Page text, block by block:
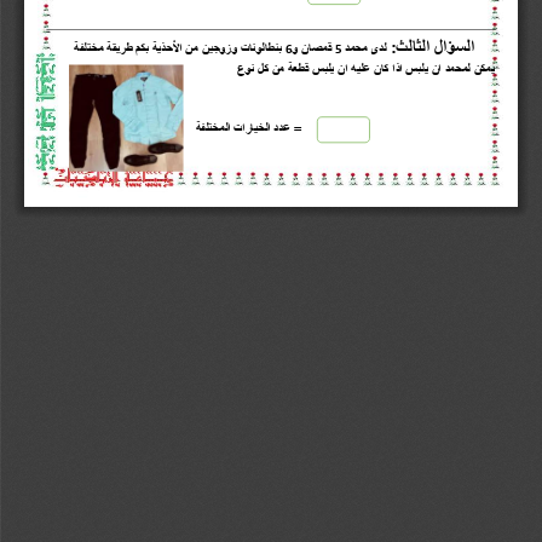
السؤال الثالث : لدى محمد 5 قمصان و6 بنطالونات وزوجين من الأحذية بكم طريقة مختلفة
يمكن لمحمد ان يلبس اذا كان عليه ان يلبس قطعة من كل نوع
= عدد الخيارات المختلفة